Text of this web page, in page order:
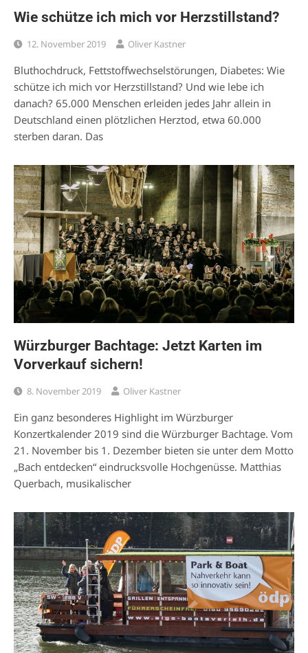
Wie schütze ich mich vor Herzstillstand?
12. November 2019 Oliver Kastner
Bluthochdruck, Fettstoffwechselstörungen, Diabetes: Wie
schütze ich mich vor Herzstillstand? Und wie lebe ich
danach? 65.000 Menschen erleiden jedes Jahr allein in
Deutschland einen plötzlichen Herztod, etwa 60.000
sterben daran. Das
Würzburger Bachtage: Jetzt Karten im
Vorverkauf sichern!
8. November 2019 Oliver Kastner
Ein ganz besonderes Highlight im Würzburger
Konzertkalender 2019 sind die Würzburger Bachtage. Vom
21. November bis 1. Dezember bieten sie unter dem Motto
„Bach entdecken“ eindrucksvolle Hochgenüsse. Matthias
Querbach, musikalischer